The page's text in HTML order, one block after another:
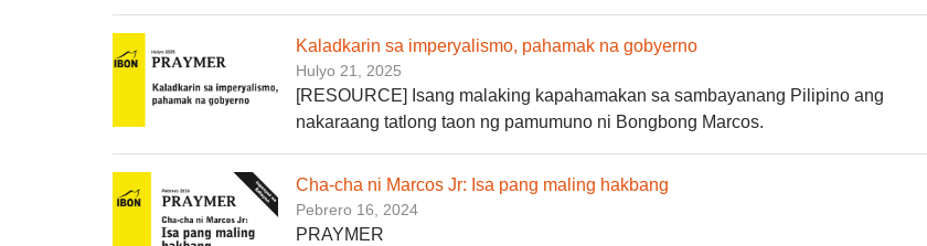
Kaladkarin sa imperyalismo, pahamak na gobyerno
Hulyo 21, 2025
[RESOURCE] Isang malaking kapahamakan sa sambayanang Pilipino ang
nakaraang tatlong taon ng pamumuno ni Bongbong Marcos.
Cha-cha ni Marcos Jr: Isa pang maling hakbang
Pebrero 16, 2024
PRAYMER